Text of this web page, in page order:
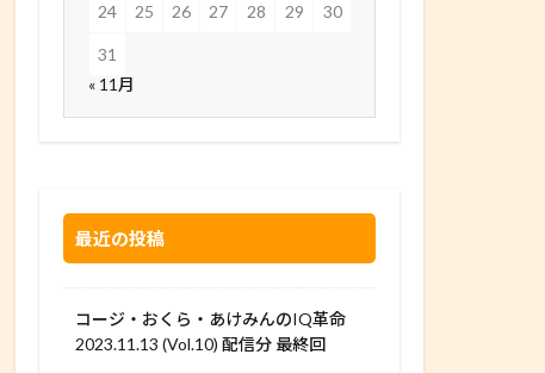
24 25 26 27 28 29 30
31
« 11月
最近の投稿
コージ・おくら・あけみんのIQ革命
2023.11.13 (Vol.10) 配信分 最終回